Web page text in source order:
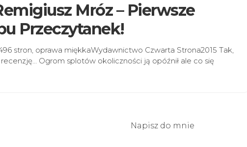
Mróz – Pierwsze
Przeczytanek!
stron, oprawa miękkaWydawnictwo Czwarta Strona2015 Tak,
Ogrom splotów okoliczności ją opóźnił ale co się
Napisz do mnie